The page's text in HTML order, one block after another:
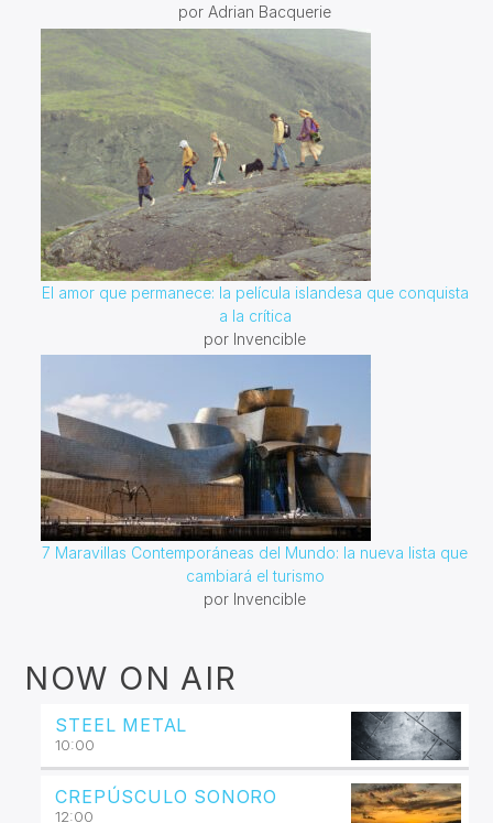
por Adrian Bacquerie
El amor que permanece: la película islandesa que conquista
a la crítica
por Invencible
7 Maravillas Contemporáneas del Mundo: la nueva lista que
cambiará el turismo
por Invencible
NOW ON AIR
STEEL METAL
10:00
CREPÚSCULO SONORO
12:00